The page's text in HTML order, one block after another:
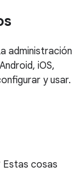
administración
iOS,
y usar.
Estas cosas